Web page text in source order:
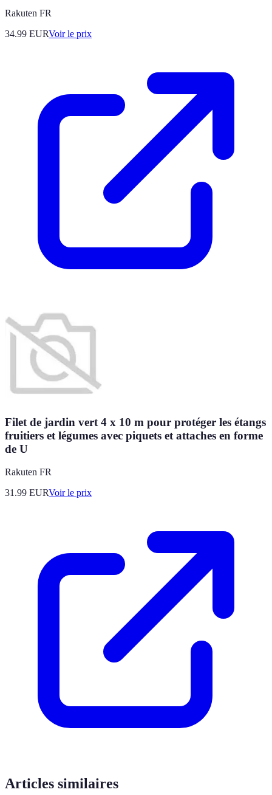
Rakuten FR
34.99 EURVoir le prix
Filet de jardin vert 4 x 10 m pour protéger les étangs
fruitiers et légumes avec piquets et attaches en forme
de U
Rakuten FR
31.99 EURVoir le prix
Articles similaires